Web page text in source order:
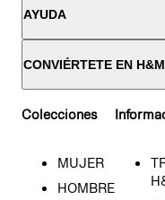
AYUDA
CONVIÉRTETE EN
Colecciones
MUJER
HOMBRE